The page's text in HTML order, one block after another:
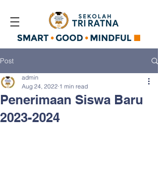
Post
Penerimaan Siswa Baru
2023-2024
admin
Aug 24, 2022 1 min read